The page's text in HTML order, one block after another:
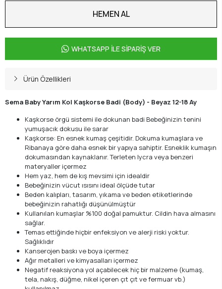
HEMEN AL
WHATSAPP İLE SİPARİŞ VER
Ürün Özellikleri
Sema Baby Yarım Kol Kaşkorse Badi (Body) - Beyaz 12-18 Ay
Kaşkorse örgü sistemi ile dokunan badi Bebeğinizin tenini
yumuşacık dokusu ile sarar
Kaşkorse: En esnek kumaş çeşitidir. Dokuma kumaşlara ve
Ribanaya göre daha esnek bir yapıya sahiptir. Esneklik kumaşın
dokumasından kaynaklanır. Terleten lycra veya benzeri
materyaller içermez
Hem yaz, hem de kış mevsimi için idealdir
Bebeğinizin vücut ısısını ideal ölçüde tutar
Beden kalıpları, tasarım, yıkama ve beden etiketlerinde
bebeğinizin rahatlığı düşünülmüştür
Kullanılan kumaşlar %100 doğal pamuktur. Cildin hava almasını
sağlar.
Temas ettiğinde hiçbir enfeksiyon ve alerji riski yoktur.
Sağlıklıdır
Kanserojen baskı ve boya içermez
Ağır metalleri ve kimyasalları içermez
Negatif reaksiyona yol açabilecek hiç bir malzeme (kumaş,
tela, nakış, düğme, nikel içeren çıt çıt ve fermuar vb.)